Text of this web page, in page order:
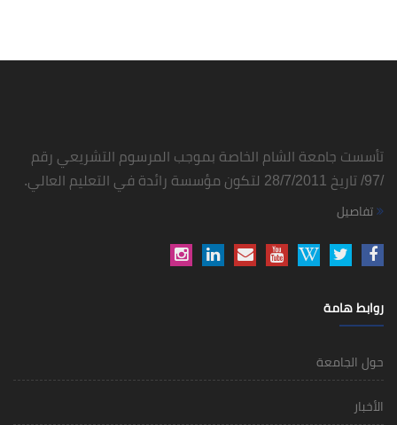
تأسست جامعة الشام الخاصة بموجب المرسوم التشريعي رقم
/97/ تاريخ 28/7/2011 لتكون مؤسسة رائدة في التعليم العالي.
تفاصيل
روابط هامة
حول الجامعة
الأخبار